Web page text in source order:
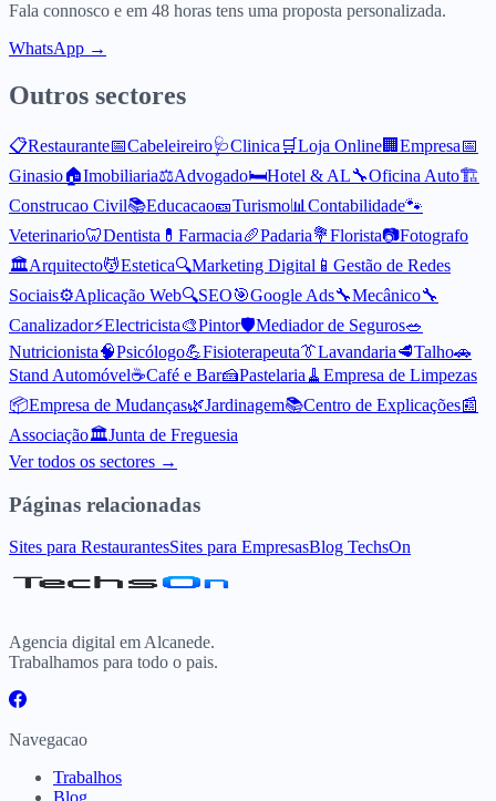
Fala connosco e em 48 horas tens uma proposta personalizada.
WhatsApp →
Outros sectores
📋Restaurante📅Cabeleireiro🩺Clinica 🛒Loja Online🏢 Empresa📅
Ginasio🏠Imobiliaria⚖️Advogado🛏️Hotel & AL🔧Oficina Auto🏗️
Construcao Civil📚Educacao🎫Turismo📊 Contabilidade🐾
Veterinario🦷Dentista 💊 Farmacia🥖Padaria💐Florista📷Fotografo
🏛️Arquitecto💆Estetica🔍Marketing Digital 📱 Gestão de Redes
Sociais⚙️Aplicação Web🔍SEO🎯Google Ads🔧Mecânico🔧
Canalizador⚡Electricista🎨Pintor🛡️Mediador de Seguros🥗
Nutricionista🧠Psicólogo💪Fisioterapeuta👔Lavandaria🥩Talho🚗
Stand Automóvel☕Café e Bar🍰Pastelaria 🧹 Empresa de Limpezas
📦Empresa de Mudanças🌿Jardinagem📚Centro de Explicações📰
Associação🏛️Junta de Freguesia
Ver todos os sectores →
Páginas relacionadas
Sites para RestaurantesSites para EmpresasBlog TechsOn
Agencia digital em Alcanede.
Trabalhamos para todo o pais.
Navegacao
Trabalhos